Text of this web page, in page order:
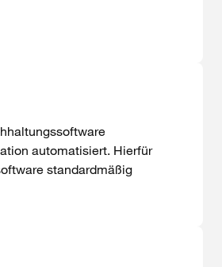
automatisiert. Hierfür
standardmäßig